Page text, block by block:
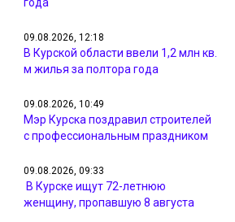
09.08.2026, 12:18
В Курской области ввели 1,2 млн кв.
м жилья за полтора года
09.08.2026, 10:49
Мэр Курска поздравил строителей
с профессиональным праздником
09.08.2026, 09:33
В Курске ищут 72-летнюю
женщину, пропавшую 8 августа